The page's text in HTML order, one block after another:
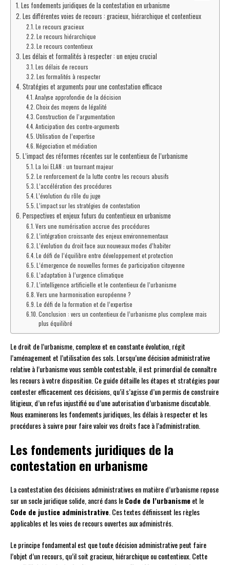
Les fondements juridiques de la contestation en urbanisme
Les différentes voies de recours : gracieux, hiérarchique et contentieux
Le recours gracieux
Le recours hiérarchique
Le recours contentieux
Les délais et formalités à respecter : un enjeu crucial
Les délais de recours
Les formalités à respecter
Stratégies et arguments pour une contestation efficace
Analyse approfondie de la décision
Choix des moyens de légalité
Construction de l’argumentation
Anticipation des contre-arguments
Utilisation de l’expertise
Négociation et médiation
L’impact des réformes récentes sur le contentieux de l’urbanisme
La loi ELAN : un tournant majeur
Le renforcement de la lutte contre les recours abusifs
L’accélération des procédures
L’évolution du rôle du juge
L’impact sur les stratégies de contestation
Perspectives et enjeux futurs du contentieux en urbanisme
Vers une numérisation accrue des procédures
L’intégration croissante des enjeux environnementaux
L’évolution du droit face aux nouveaux modes d’habiter
Le défi de l’équilibre entre développement et protection
L’émergence de nouvelles formes de participation citoyenne
L’adaptation à l’urgence climatique
L’intelligence artificielle et le contentieux de l’urbanisme
Vers une harmonisation européenne ?
Le défi de la formation et de l’expertise
Conclusion : vers un contentieux de l’urbanisme plus complexe mais
plus équilibré
Le droit de l’urbanisme, complexe et en constante évolution, régit
l’aménagement et l’utilisation des sols. Lorsqu’une décision administrative
relative à l’urbanisme vous semble contestable, il est primordial de connaître
les recours à votre disposition. Ce guide détaille les étapes et stratégies pour
contester efficacement ces décisions, qu’il s’agisse d’un permis de construire
litigieux, d’un refus injustifié ou d’une autorisation d’urbanisme discutable.
Nous examinerons les fondements juridiques, les délais à respecter et les
procédures à suivre pour faire valoir vos droits face à l’administration.
Les fondements juridiques de la
contestation en urbanisme
La contestation des décisions administratives en matière d’urbanisme repose
sur un socle juridique solide, ancré dans leCode de l’urbanismeet le
Code de justice administrative. Ces textes définissent les règles
applicables et les voies de recours ouvertes aux administrés.
Le principe fondamental est que toute décision administrative peut faire
l’objet d’un recours, qu’il soit gracieux, hiérarchique ou contentieux. Cette